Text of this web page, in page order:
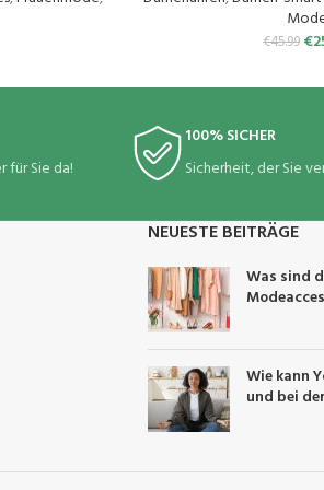
€45.99 €
für Sie da!
100% SICHER
Sicherheit, der Sie
NEUESTE BEITRÄGE
Was sind
Wie kann
und bei